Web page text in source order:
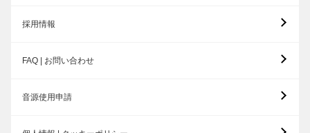
採用情報
FAQ | お問い合わせ
音源使用申請